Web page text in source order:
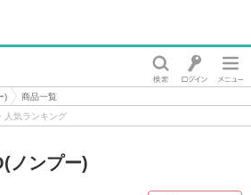
)
商品一覧
人気ランキング
ノンプー)